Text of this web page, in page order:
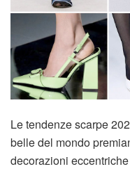
Le tendenze scarpe
belle del mondo
decorazioni